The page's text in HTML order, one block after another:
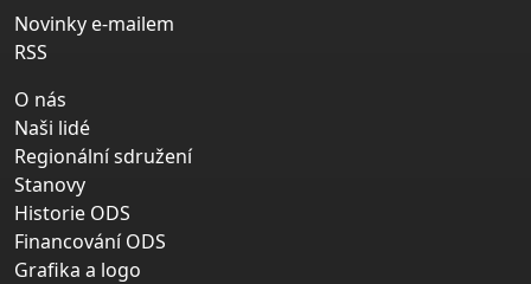
Novinky e-mailem
RSS
O nás
Naši lidé
Regionální sdružení
Stanovy
Historie ODS
Financování ODS
Grafika a logo